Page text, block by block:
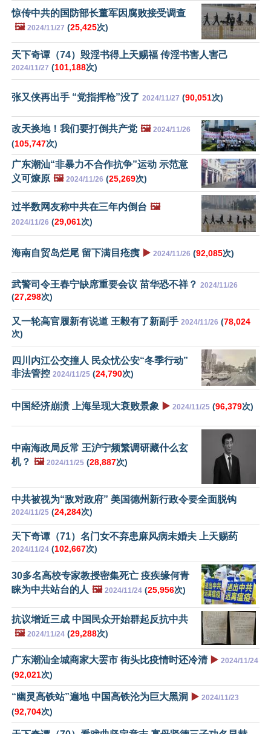
惊传中共的国防部长董军因腐败接受调查
🖼️ 2024/11/27 (25,425次)
天下奇谭（74）毁淫书得上天赐福 传淫书害人害己
2024/11/27 (101,188次)
张又侠再出手 “党指挥枪”没了 2024/11/27 (90,051次)
改天换地！我们要打倒共产党 🖼️ 2024/11/26
(105,747次)
广东潮汕“非暴力不合作抗争”运动 示范意
义可燎原 🖼️ 2024/11/26 (25,269次)
过半数网友称中共在三年内倒台 🖼️
2024/11/26 (29,061次)
海南自贸岛烂尾 留下满目疮痍 ▶️ 2024/11/26 (92,085次)
武警司令王春宁缺席重要会议 苗华恐不祥？ 2024/11/26
(27,298次)
又一轮高官履新有说道 王毅有了新副手 2024/11/26 (78,024
次)
四川内江公交撞人 民众忧公安“冬季行动”
非法管控 2024/11/25 (24,790次)
中国经济崩溃 上海呈现大衰败景象 ▶️ 2024/11/25 (96,379次)
中南海政局反常 王沪宁频繁调研藏什么玄
机？ 🖼️ 2024/11/25 (28,887次)
中共被视为“敌对政府” 美国德州新行政令要全面脱钩
2024/11/25 (24,284次)
天下奇谭（71）名门女不弃患麻风病未婚夫 上天赐药
2024/11/24 (102,667次)
30多名高校专家教授密集死亡 疫疾缘何青
睐为中共站台的人 🖼️ 2024/11/24 (25,956次)
抗议增近三成 中国民众开始群起反抗中共
🖼️ 2024/11/24 (29,288次)
广东潮汕全城商家大罢市 街头比疫情时还冷清 ▶️ 2024/11/24
(92,021次)
“幽灵高铁站”遍地 中国高铁沦为巨大黑洞 ▶️ 2024/11/23
(92,704次)